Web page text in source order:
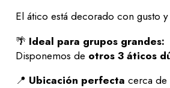
El ático está decorado con gusto
🌴 Ideal para grupos grandes:
Disponemos de otros 3 áticos
📍 Ubicación perfecta cerca de